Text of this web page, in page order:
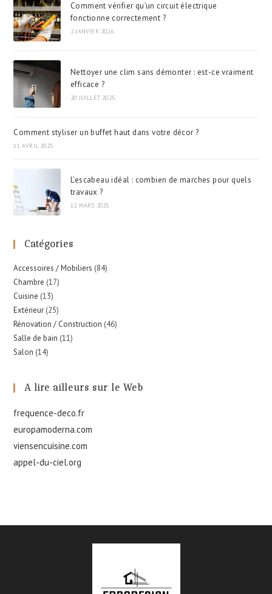
Comment vérifier qu’un circuit électrique
fonctionne correctement ?
2 JANVIER 2026
Nettoyer une clim sans démonter : est-ce vraiment
efficace ?
20 JUILLET 2025
Comment styliser un buffet haut dans votre décor ?
11 AVRIL 2025
L’escabeau idéal : combien de marches pour quels
travaux ?
12 MARS 2025
Catégories
Accessoires / Mobiliers (84)
Chambre (17)
Cuisine (13)
Extérieur (25)
Rénovation / Construction (46)
Salle de bain (11)
Salon (14)
A lire ailleurs sur le Web
frequence-deco.fr
europamoderna.com
viensencuisine.com
appel-du-ciel.org